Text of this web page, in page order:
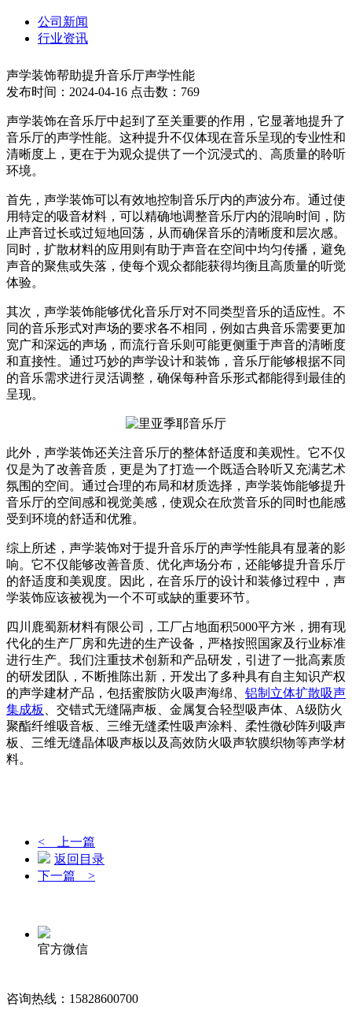
公司新闻
行业资讯
声学装饰帮助提升音乐厅声学性能
发布时间：2024-04-16 点击数：769
声学装饰在音乐厅中起到了至关重要的作用，它显著地提升了
音乐厅的声学性能。这种提升不仅体现在音乐呈现的专业性和
清晰度上，更在于为观众提供了一个沉浸式的、高质量的聆听
环境。
首先，声学装饰可以有效地控制音乐厅内的声波分布。通过使
用特定的吸音材料，可以精确地调整音乐厅内的混响时间，防
止声音过长或过短地回荡，从而确保音乐的清晰度和层次感。
同时，扩散材料的应用则有助于声音在空间中均匀传播，避免
声音的聚焦或失落，使每个观众都能获得均衡且高质量的听觉
体验。
其次，声学装饰能够优化音乐厅对不同类型音乐的适应性。不
同的音乐形式对声场的要求各不相同，例如古典音乐需要更加
宽广和深远的声场，而流行音乐则可能更侧重于声音的清晰度
和直接性。通过巧妙的声学设计和装饰，音乐厅能够根据不同
的音乐需求进行灵活调整，确保每种音乐形式都能得到最佳的
呈现。
此外，声学装饰还关注音乐厅的整体舒适度和美观性。它不仅
仅是为了改善音质，更是为了打造一个既适合聆听又充满艺术
氛围的空间。通过合理的布局和材质选择，声学装饰能够提升
音乐厅的空间感和视觉美感，使观众在欣赏音乐的同时也能感
受到环境的舒适和优雅。
综上所述，声学装饰对于提升音乐厅的声学性能具有显著的影
响。它不仅能够改善音质、优化声场分布，还能够提升音乐厅
的舒适度和美观度。因此，在音乐厅的设计和装修过程中，声
学装饰应该被视为一个不可或缺的重要环节。
四川鹿蜀新材料有限公司，工厂占地面积5000平方米，拥有现
代化的生产厂房和先进的生产设备，严格按照国家及行业标准
进行生产。我们注重技术创新和产品研发，引进了一批高素质
的研发团队，不断推陈出新，开发出了多种具有自主知识产权
的声学建材产品，包括蜜胺防火吸声海绵、 铝制立体扩散吸声
集成板
、交错式无缝隔声板、金属复合轻型吸声体、A级防火
聚酯纤维吸音板、三维无缝柔性吸声涂料、柔性微砂阵列吸声
板、三维无缝晶体吸声板以及高效防火吸声软膜织物等声学材
料。
< 上一篇
返回目录
下一篇 >
官方微信
咨询热线：15828600700